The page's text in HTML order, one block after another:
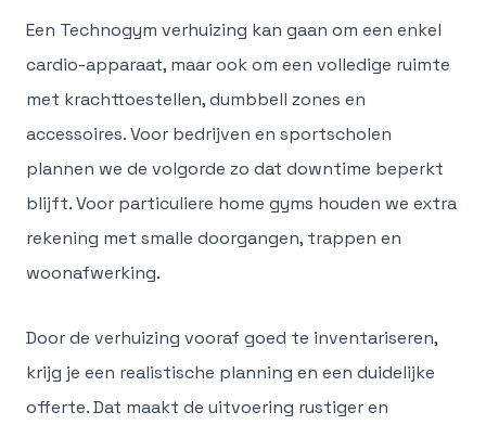
Een Technogym verhuizing kan gaan om een enkel
cardio-apparaat, maar ook om een volledige ruimte
met krachttoestellen, dumbbell zones en
accessoires. Voor bedrijven en sportscholen
plannen we de volgorde zo dat downtime beperkt
blijft. Voor particuliere home gyms houden we extra
rekening met smalle doorgangen, trappen en
woonafwerking.
Door de verhuizing vooraf goed te inventariseren,
krijg je een realistische planning en een duidelijke
offerte. Dat maakt de uitvoering rustiger en